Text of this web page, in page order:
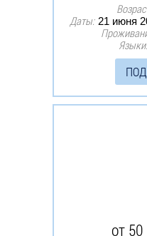
Даты: 21 июня
Языки:
от 50